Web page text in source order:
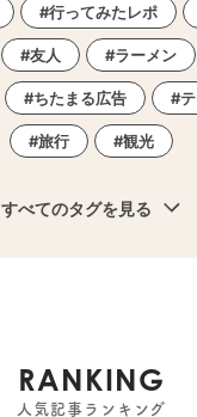
行ってみたレポ
友人 ラーメン
ちたまる広告
旅行 観光
すべてのタグを見る
RANKING
人気記事ランキング